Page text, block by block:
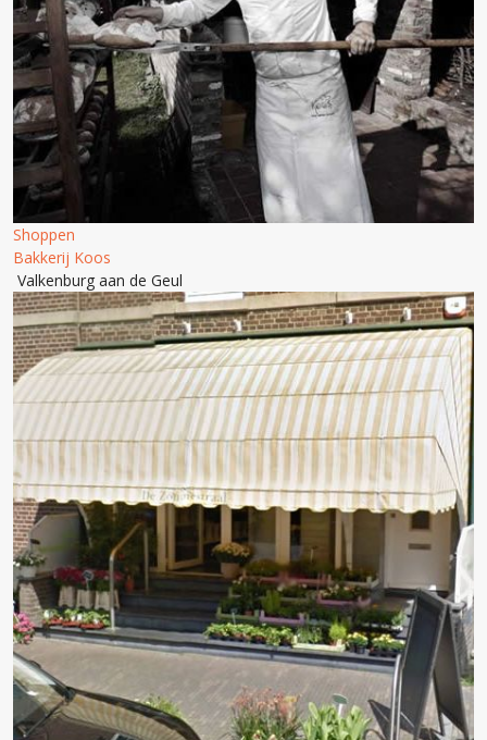
Shoppen
Bakkerij Koos
Valkenburg aan de Geul